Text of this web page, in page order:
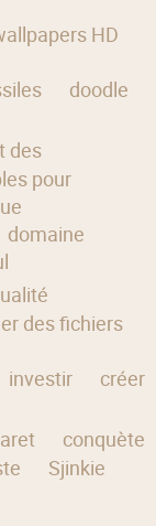
HD
doodle
des
pour
domaine
des fichiers
investir
créer
conquète
Sjinkie